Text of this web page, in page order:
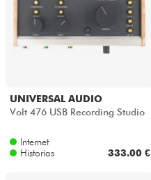
UNIVERSAL AUDIO
Volt 476 USB Recording Studio
Internet
Historias
333.00 €